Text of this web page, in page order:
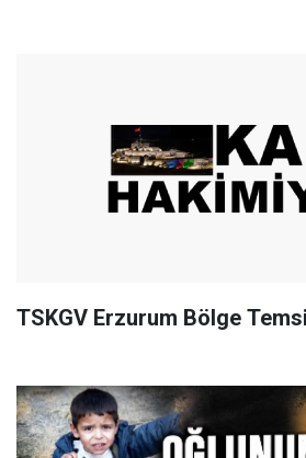
TSKGV Erzurum Bölge